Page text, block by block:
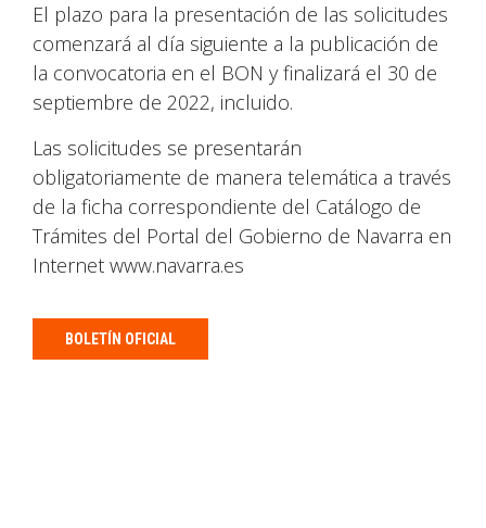
El plazo para la presentación de las solicitudes
comenzará al día siguiente a la publicación de
la convocatoria en el BON y finalizará el 30 de
septiembre de 2022, incluido.
Las solicitudes se presentarán
obligatoriamente de manera telemática a través
de la ficha correspondiente del Catálogo de
Trámites del Portal del Gobierno de Navarra en
Internet www.navarra.es
BOLETÍN OFICIAL